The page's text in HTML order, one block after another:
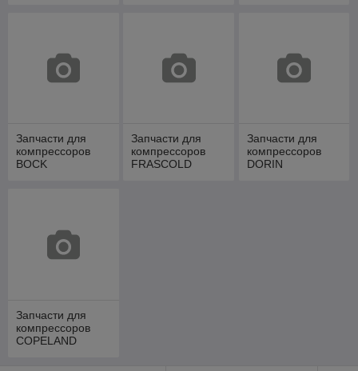
Запчасти для
компрессоров
BOCK
Запчасти для
компрессоров
FRASCOLD
Запчасти для
компрессоров
DORIN
Запчасти для
компрессоров
COPELAND